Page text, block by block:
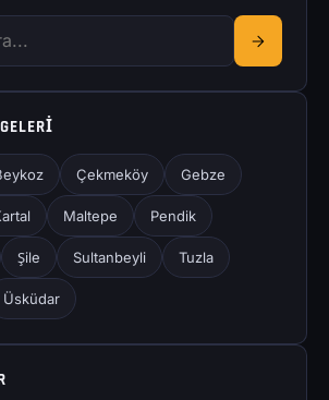
Çekmeköy Gebze
Maltepe Pendik
Şile Sultanbeyli Tuzla
Üsküdar